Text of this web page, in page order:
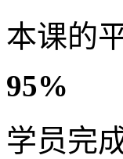
本课的
95%
学员完